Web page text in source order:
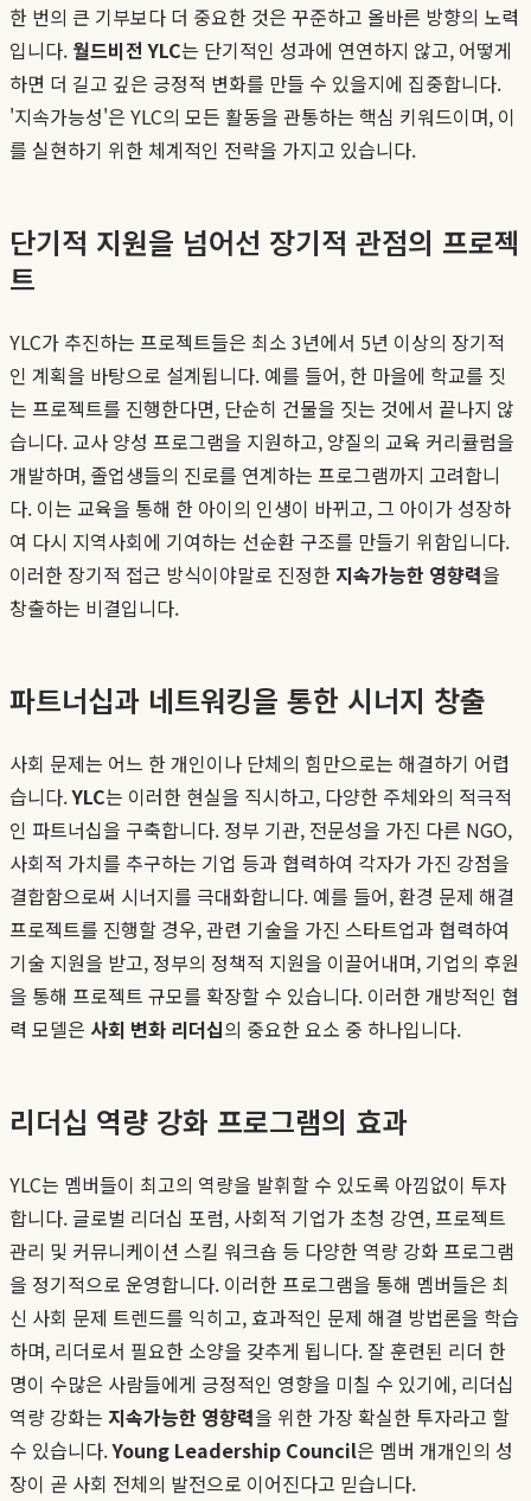
한 번의 큰 기부보다 더 중요한 것은 꾸준하고 올바른 방향의 노력
입니다. 월드비전 YLC는 단기적인 성과에 연연하지 않고, 어떻게
하면 더 길고 깊은 긍정적 변화를 만들 수 있을지에 집중합니다.
'지속가능성'은 YLC의 모든 활동을 관통하는 핵심 키워드이며, 이
를 실현하기 위한 체계적인 전략을 가지고 있습니다.
단기적 지원을 넘어선 장기적 관점의 프로젝
트
YLC가 추진하는 프로젝트들은 최소 3년에서 5년 이상의 장기적
인 계획을 바탕으로 설계됩니다. 예를 들어, 한 마을에 학교를 짓
는 프로젝트를 진행한다면, 단순히 건물을 짓는 것에서 끝나지 않
습니다. 교사 양성 프로그램을 지원하고, 양질의 교육 커리큘럼을
개발하며, 졸업생들의 진로를 연계하는 프로그램까지 고려합니
다. 이는 교육을 통해 한 아이의 인생이 바뀌고, 그 아이가 성장하
여 다시 지역사회에 기여하는 선순환 구조를 만들기 위함입니다.
이러한 장기적 접근 방식이야말로 진정한 지속가능한 영향력을
창출하는 비결입니다.
파트너십과 네트워킹을 통한 시너지 창출
사회 문제는 어느 한 개인이나 단체의 힘만으로는 해결하기 어렵
습니다.YLC는 이러한 현실을 직시하고, 다양한 주체와의 적극적
인 파트너십을 구축합니다. 정부 기관, 전문성을 가진 다른 NGO,
사회적 가치를 추구하는 기업 등과 협력하여 각자가 가진 강점을
결합함으로써 시너지를 극대화합니다. 예를 들어, 환경 문제 해결
프로젝트를 진행할 경우, 관련 기술을 가진 스타트업과 협력하여
기술 지원을 받고, 정부의 정책적 지원을 이끌어내며, 기업의 후원
을 통해 프로젝트 규모를 확장할 수 있습니다. 이러한 개방적인 협
력 모델은 사회 변화 리더십의 중요한 요소 중 하나입니다.
리더십 역량 강화 프로그램의 효과
YLC는 멤버들이 최고의 역량을 발휘할 수 있도록 아낌없이 투자
합니다. 글로벌 리더십 포럼, 사회적 기업가 초청 강연, 프로젝트
관리 및 커뮤니케이션 스킬 워크숍 등 다양한 역량 강화 프로그램
을 정기적으로 운영합니다. 이러한 프로그램을 통해 멤버들은 최
신 사회 문제 트렌드를 익히고, 효과적인 문제 해결 방법론을 학습
하며, 리더로서 필요한 소양을 갖추게 됩니다. 잘 훈련된 리더 한
명이 수많은 사람들에게 긍정적인 영향을 미칠 수 있기에, 리더십
역량 강화는 지속가능한 영향력을 위한 가장 확실한 투자라고 할
수 있습니다.Young Leadership Council은 멤버 개개인의 성
장이 곧 사회 전체의 발전으로 이어진다고 믿습니다.